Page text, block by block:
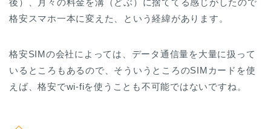
格安スマホ一本に変えた、という経緯があります。
格安SIMの会社によっては、データ通信量を大量に扱って
いるところもあるので、そういうところのSIMカードを使
えば、格安でwi-fiを使うことも不可能ではないですね。